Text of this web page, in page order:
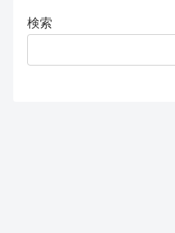
検索